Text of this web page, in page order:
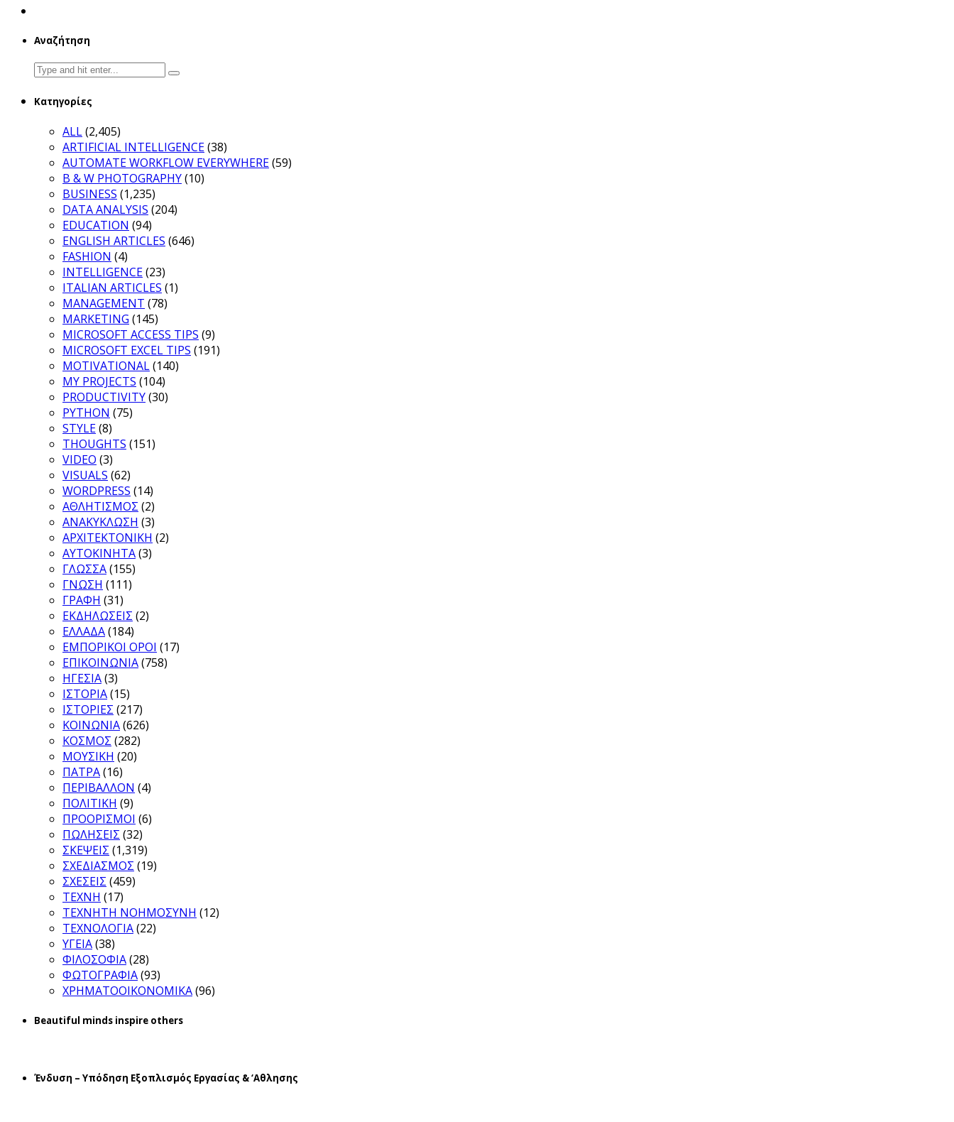
Αναζήτηση
Search
for:
Κατηγορίες
ALL(2,405)
ARTIFICIAL INTELLIGENCE(38)
AUTOMATE WORKFLOW EVERYWHERE(59)
B & W PHOTOGRAPHY(10)
BUSINESS (1,235)
DATA ANALYSIS (204)
EDUCATION (94)
ENGLISH ARTICLES (646)
FASHION (4)
INTELLIGENCE(23)
ITALIAN ARTICLES (1)
MANAGEMENT (78)
MARKETING (145)
MICROSOFT ACCESS TIPS (9)
MICROSOFT EXCEL TIPS (191)
MOTIVATIONAL(140)
MY PROJECTS (104)
PRODUCTIVITY(30)
PYTHON (75)
STYLE(8)
THOUGHTS (151)
VIDEO (3)
VISUALS (62)
WORDPRESS (14)
ΑΘΛΗΤΙΣΜΟΣ (2)
ΑΝΑΚΥΚΛΩΣΗ (3)
ΑΡΧΙΤΕΚΤΟΝΙΚΗ (2)
ΑΥΤΟΚΙΝΗΤΑ(3)
ΓΛΩΣΣΑ(155)
ΓΝΩΣΗ (111)
ΓΡΑΦΗ (31)
ΕΚΔΗΛΩΣΕΙΣ (2)
ΕΛΛΑΔΑ(184)
ΕΜΠΟΡΙΚΟΙ ΟΡΟΙ (17)
ΕΠΙΚΟΙΝΩΝΙΑ(758)
ΗΓΕΣΙΑ(3)
ΙΣΤΟΡΙΑ(15)
ΙΣΤΟΡΙΕΣ (217)
ΚΟΙΝΩΝΙΑ(626)
ΚΟΣΜΟΣ (282)
ΜΟΥΣΙΚΗ (20)
ΠΑΤΡΑ(16)
ΠΕΡΙΒΑΛΛΟΝ (4)
ΠΟΛΙΤΙΚΗ (9)
ΠΡΟΟΡΙΣΜΟΙ (6)
ΠΩΛΗΣΕΙΣ (32)
ΣΚΕΨΕΙΣ (1,319)
ΣΧΕΔΙΑΣΜΟΣ (19)
ΣΧΕΣΕΙΣ (459)
ΤΕΧΝΗ (17)
ΤΕΧΝΗΤΗ ΝΟΗΜΟΣΥΝΗ (12)
ΤΕΧΝΟΛΟΓΙΑ(22)
ΥΓΕΙΑ(38)
ΦΙΛΟΣΟΦΙΑ(28)
ΦΩΤΟΓΡΑΦΙΑ(93)
ΧΡΗΜΑΤΟΟΙΚΟΝΟΜΙΚΑ(96)
Beautiful minds inspire others
Ένδυση – Υπόδηση Εξοπλισμός Εργασίας & ‘Aθλησης